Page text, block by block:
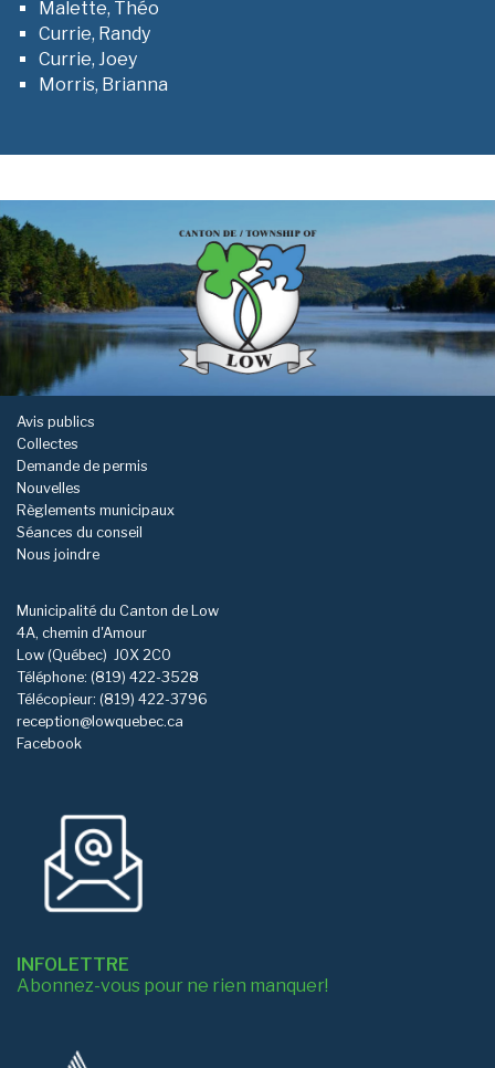
Malette, Théo
Currie, Randy
Currie, Joey
Morris, Brianna
Avis publics
Collectes
Demande de permis
Nouvelles
Règlements municipaux
Séances du conseil
Nous joindre
Municipalité du Canton de Low
4A, chemin d'Amour
Low (Québec) J0X 2C0
Téléphone: (819) 422-3528
Télécopieur: (819) 422-3796
reception@lowquebec.ca
Facebook
INFOLETTRE
Abonnez-vous pour ne rien manquer!